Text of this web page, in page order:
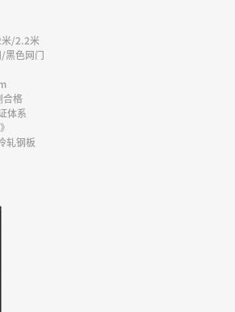
/2.2米
黑色网门
合格
体系
轧钢板